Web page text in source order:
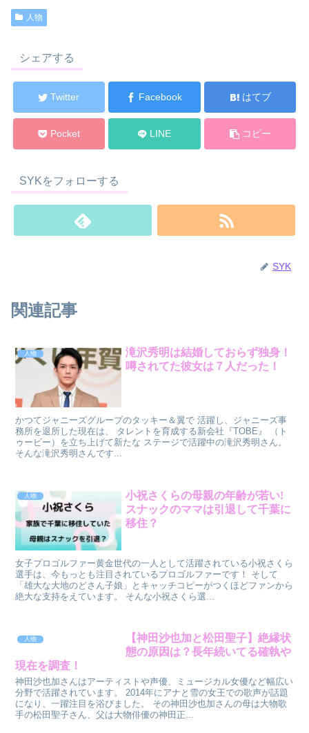
人物
シェアする
Twitter Facebook はてブ
Pocket LINE コピー
SYKをフォローする
SYK
関連記事
人物
滝沢秀明は結婚しておらず独身！
噂されてた彼女は７人だった！
かつてジャニーズグループのタッキー＆翼で 活躍し、ジャニーズ事
務所を退所した現在は、 タレントを育成する新会社『TOBE』 （ト
ゥービー）を立ち上げて新たな ステージで活躍中の滝沢秀明さん。
そんな滝沢秀明さんです...
人物
小祝さくらの母親の年齢が若い!
スナックのママは引退して千葉に
移住？
女子プロゴルファー黄金世代の一人として活躍されている小祝さくら
選手は、今もっとも注目されているプロゴルファーです！ そして
「雄大な大地のどさん子娘」とキャッチコピーがつくほどファンから
絶大な支持をえています。 そんな小祝さくら選...
人物
【神田沙也加と松田聖子】絶縁状
態の原因は？長年続いてる確執や
現在を調査！
神田沙也加さんはアーティストや声優、ミュージカル女優など幅広い
分野で活躍されています。 2014年にアナと雪の女王での歌声が話題
になり、一躍注目を浴びました。 その神田沙也加さんの母は大物歌
手の松田聖子さん、父は大物俳優の神田正...